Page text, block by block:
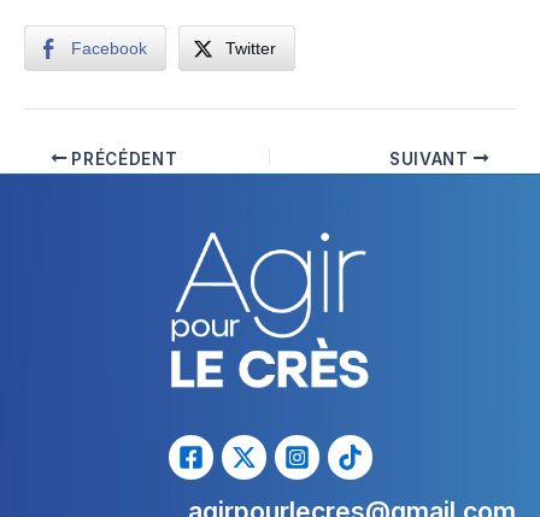
Facebook Twitter
PRÉCÉDENT SUIVANT